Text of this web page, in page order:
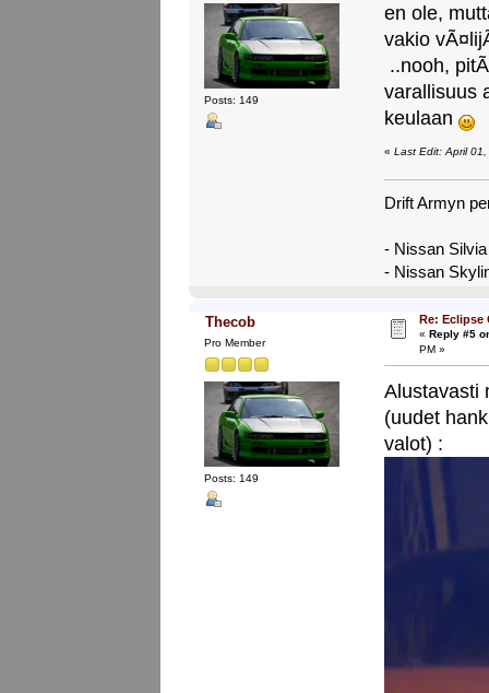
Posts: 149
en ole,
vakio
..nooh,
varallisuus
keulaan
«Last Edit: April
Drift Armyn
- Nissan
- Nissan
Thecob
Pro Member
Posts: 149
Re: Eclipse
« Reply #5
PM »
Alustavasti
(uudet
valot) :